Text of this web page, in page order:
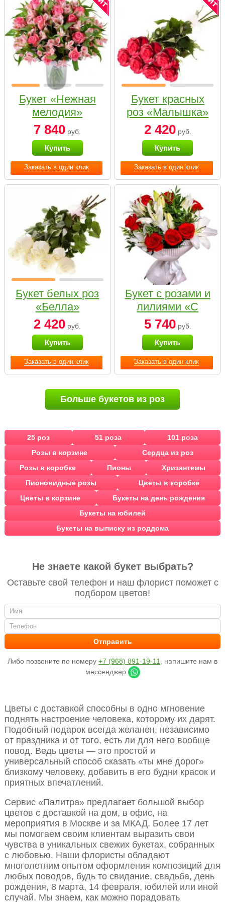
Заказать в один клик
Букет «Нежная
мелодия»
7 840 руб.
Купить
Заказать в один клик
Букет красных
роз «Малышка»
2 420руб.
Купить
Заказать в один клик
Букет белых роз
«Белла»
2 420 руб.
Купить
Заказать в один клик
Букет с розами и
лилиями «С
наилучшими
пожеланиями»
5 740руб.
Купить
Больше букетов из роз
25 роз 51 роза
101 роза
Розы в корзине
Сердца из роз
Розы в коробке
Пионы
Хризантемы
Пионовидные розы
Цветы в коробке
Цветы в корзине
Букеты на день рождения
Букеты на юбилей
Букеты на выписку из роддома
Не знаете какой букет выбрать?
Оставьте свой телефон и наш флорист поможет с
подбором цветов!
Либо позвоните по номеру +7 (968) 891-19-11
, напишите нам в
мессенджер
Цветы с доставкой способны в одно мгновение
поднять настроение человека, которому их дарят.
Подобный подарок всегда желанен, независимо
от праздника и от того, есть ли для него вообще
повод. Ведь цветы — это простой и
универсальный способ сказать «ты мне дорог»
близкому человеку, добавить в его будни красок и
приятных впечатлений.
Сервис «Палитра» предлагает большой выбор
цветов с доставкой на дом, в офис, на
мероприятия в Москве и за МКАД. Более 17 лет
мы помогаем своим клиентам выразить свои
чувства в уникальных свежих букетах, собранных
с любовью. Наши флористы обладают
многолетним опытом оформления композиций для
любых поводов, будь то свидание, свадьба, день
рождения, 8 марта, 14 февраля, юбилей или иной
случай. Мы знаем, как можно порадовать